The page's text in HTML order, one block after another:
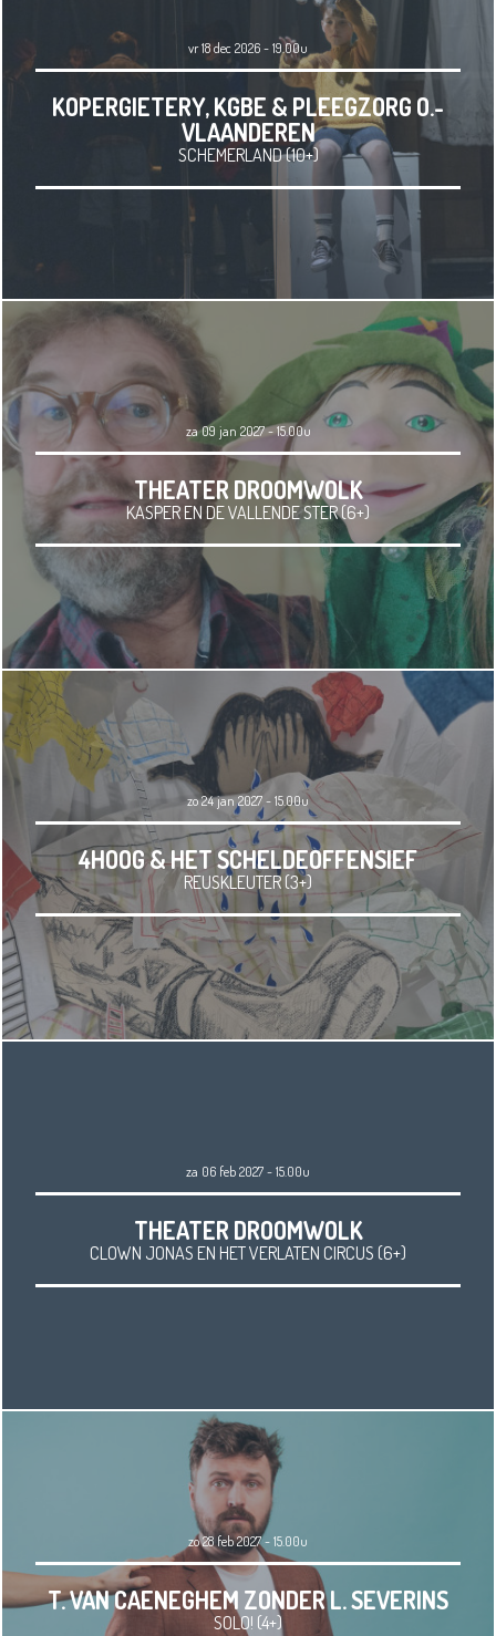
vr 18 dec 2026 - 19.00u
KOPERGIETERY, KGBE & PLEEGZORG O.-
VLAANDEREN
SCHEMERLAND (10+)
za 09 jan 2027 - 15.00u
THEATER DROOMWOLK
KASPER EN DE VALLENDE STER (6+)
zo 24 jan 2027 - 15.00u
4HOOG & HET SCHELDEOFFENSIEF
REUSKLEUTER (3+)
za 06 feb 2027 - 15.00u
THEATER DROOMWOLK
CLOWN JONAS EN HET VERLATEN CIRCUS (6+)
zo 28 feb 2027 - 15.00u
T. VAN CAENEGHEM ZONDER L. SEVERINS
SOLO! (4+)